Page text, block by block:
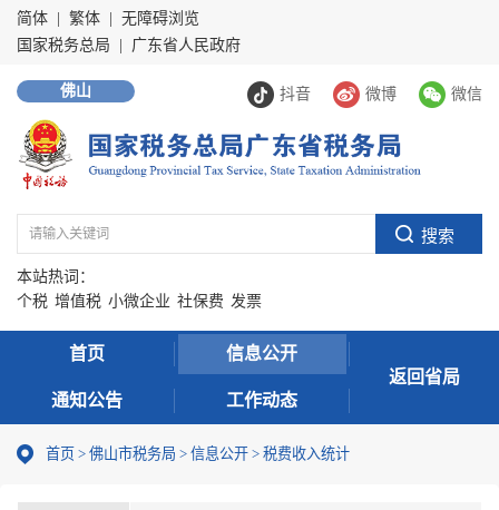
简体 繁体
无障碍浏览
国家税务总局
广东省人民政府
抖音 微博 微信
佛山
本站热词：
个税 增值税 小微企业 社保费 发票
首页 信息公开
通知公告 工作动态
返回省局
首页 > 佛山市税务局 > 信息公开 > 税费收入统计